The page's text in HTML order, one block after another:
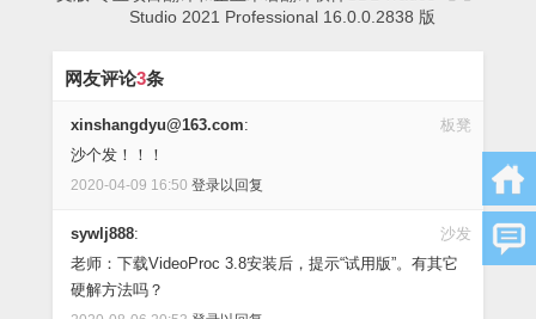
Studio 2021 Professional 16.0.0.2838 版
网友评论3条
板凳
xinshangdyu@163.com:
沙个发！！！
2020-04-09 16:50 登录以回复
沙发
sywlj888:
老师：下载VideoProc 3.8安装后，提示“试用版”。有其它
硬解方法吗？